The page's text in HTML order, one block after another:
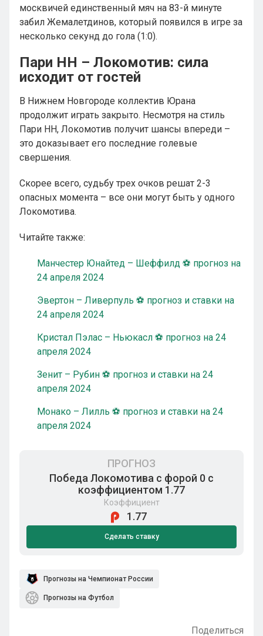
москвичей единственный мяч на 83-й минуте
забил Жемалетдинов, который появился в игре за
несколько секунд до гола (1:0).
Пари НН – Локомотив: сила
исходит от гостей
В Нижнем Новгороде коллектив Юрана
продолжит играть закрыто. Несмотря на стиль
Пари НН, Локомотив получит шансы впереди –
это доказывает его последние голевые
свершения.
Скорее всего, судьбу трех очков решат 2-3
опасных момента – все они могут быть у одного
Локомотива.
Читайте также:
Манчестер Юнайтед – Шеффилд ⚽ прогноз на
24 апреля 2024
Эвертон – Ливерпуль ⚽ прогноз и ставки на
24 апреля 2024
Кристал Пэлас – Ньюкасл ⚽ прогноз на 24
апреля 2024
Зенит – Рубин ⚽ прогноз и ставки на 24
апреля 2024
Монако – Лилль ⚽ прогноз и ставки на 24
апреля 2024
ПРОГНОЗ
Победа Локомотива с форой 0 с
коэффициентом 1.77
Коэффициент
1.77
Сделать ставку
Прогнозы на Чемпионат России
Прогнозы на Футбол
Поделиться